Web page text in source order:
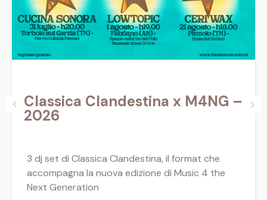
Classica Clandestina x M4NG –
2026
3 dj set di Classica Clandestina, il format che
accompagna la nuova edizione di Music 4 the
Next Generation